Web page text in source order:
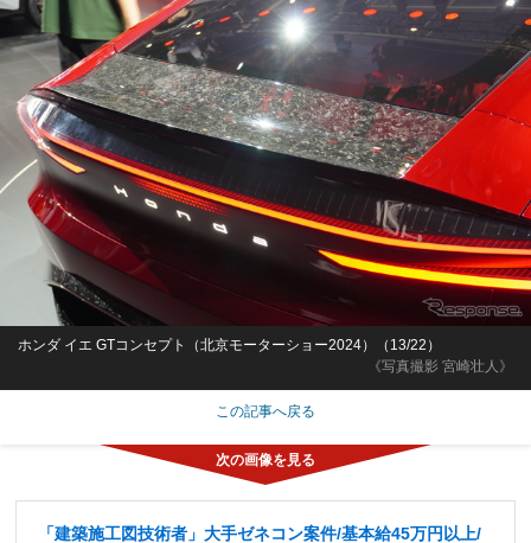
《写真撮影 宮崎壮人》
ホンダ イエ GTコンセプト（北京モーターショー2024）（13/22）
この記事へ戻る
「建築施工図技術者」大手ゼネコン案件/基本給45万円以上/